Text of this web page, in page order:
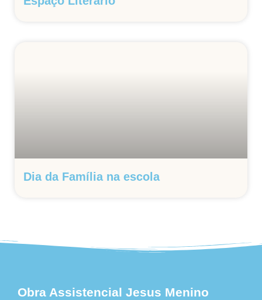
Dia da Família na escola
Obra Assistencial Jesus Menino